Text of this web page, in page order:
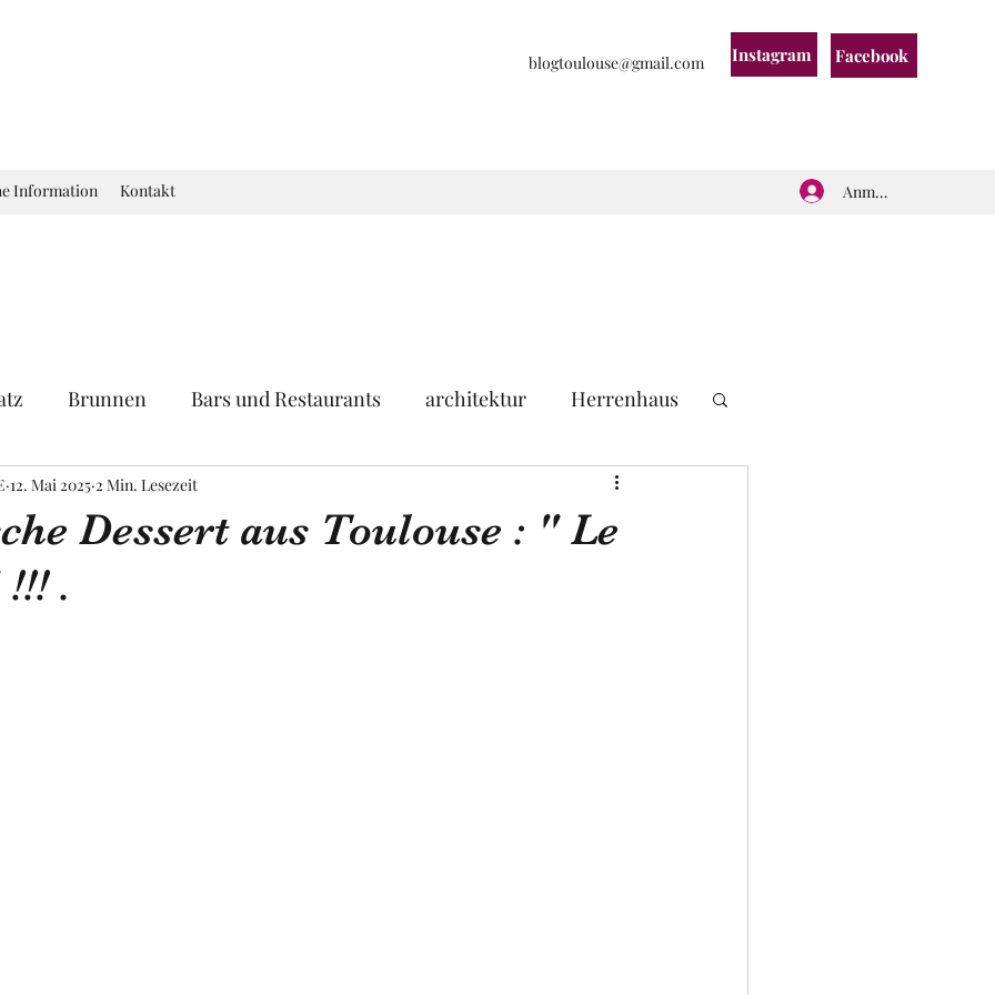
blogtoulouse@gmail.com Instagram Facebook
Information Kontakt Anmelden
Brunnen Bars und Restaurants architektur Herrenhaus
Garten Ausstellung Frankreich
Politik
Dessert aus Toulouse : " Le
.
12. Mai 2025 2 Min. Lesezeit